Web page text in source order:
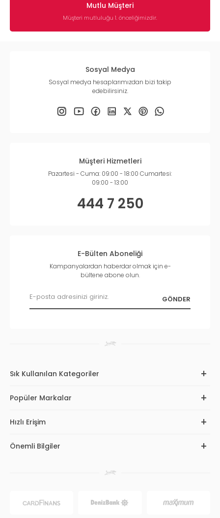
Mutlu Müşteri
Müşteri mutluluğu 1. önceliğimizdir.
Sosyal Medya
Sosyal medya hesaplarımızdan bizi takip
edebilirsiniz.
Müşteri Hizmetleri
Pazartesi - Cuma: 09:00 - 18:00 Cumartesi:
09:00 - 13:00
444 7 250
E-Bülten Aboneliği
Kampanyalardan haberdar olmak için e-
bültene abone olun.
Sık Kullanılan Kategoriler
Popüler Markalar
Hızlı Erişim
Önemli Bilgiler